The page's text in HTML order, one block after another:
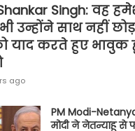
Singh: वह
उन्होंने साथ नहीं
याद करते हुए भावुक
ago
PM Modi-
मोदी ने नेतन्याहू से